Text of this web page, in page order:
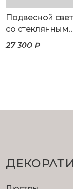
Подвесной
со стеклянным
плафоном
27 300 ₽